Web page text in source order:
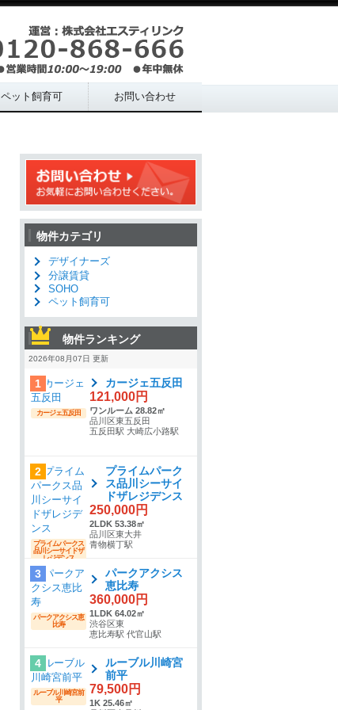
ペット飼育可 お問い合わせ
物件カテゴリ
デザイナーズ
分譲賃貸
SOHO
ペット飼育可
物件ランキング
2026年08月07日 更新
1
カージェ五反田
カージェ五反田
121,000円
ワンルーム 28.82㎡
品川区東五反田
五反田駅 大崎広小路駅
2
プライムパークス
品川シーサイドザ
レジデンス
プライムパーク
ス品川シーサイ
ドザレジデンス
250,000円
2LDK 53.38㎡
品川区東大井
青物横丁駅
3
パークアクシス恵
比寿
パークアクシス
恵比寿
360,000円
1LDK 64.02㎡
渋谷区東
恵比寿駅 代官山駅
4
ルーブル川崎宮前
平
ルーブル川崎宮
前平
79,500円
1K 25.46㎡